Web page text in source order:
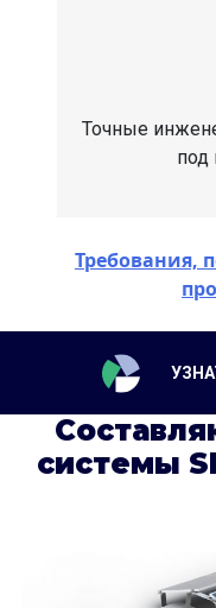
Точные
Требования,
системы